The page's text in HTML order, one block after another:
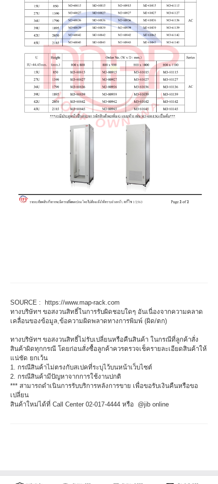
SOURCE :
https://www.map-rack.com
ทางบริษัทฯ ขอสงวนสิทธิ์ในการรับผิดชอบใดๆ อันเนื่องจากความคลาด
เคลื่อนของข้อมูล,ข้อความผิดพลาดทางการพิมพ์ (ผิด/ตก)
ทางบริษัทฯ ขอสงวนสิทธิ์ไม่รับเปลี่ยนหรือคืนสินค้า ในกรณีที่ลูกค้าสั่ง
สินค้าผิดทุกกรณี โดยก่อนสั่งซื้อลูกค้าควรตรวจเช็ครายละเอียดสินค้าให้
แน่ชัด ยกเว้น
1. กรณีสินค้าไม่ตรงกับสเปคที่ระบุไว้บนหน้าเว็บไซต์
2. กรณีสินค้ามีปัญหาจากการใช้งานปกติ
*** สามารถดำเนินการรับบริการหลังการขาย เพื่อขอรับเงินคืนหรือขอ
เปลี่ยน
สินค้าใหม่ได้ที่ Call Center 02-017-4444 หรือ @jib online